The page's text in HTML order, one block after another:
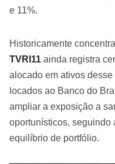
e 11%.
Historicamente
TVRI11 ainda registra
alocado em ativos
locados ao Banco do
ampliar a exposição a
oportunísticos, seguindo
equilíbrio de portfólio.